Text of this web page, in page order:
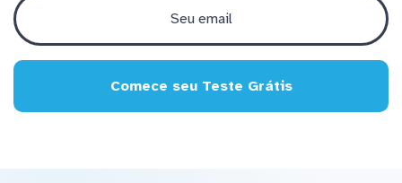
Comece seu Teste Grátis